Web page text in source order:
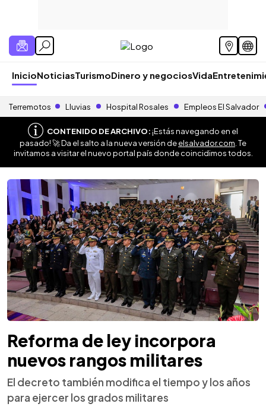
InicioNoticiasTurismoDinero y negociosVida
Terremotos Lluvias Hospital Rosales Empleos El Salvador
CONTENIDO DE ARCHIVO:¡Estás navegando en el
pasado! 🚀 Da el salto a la nueva versión deelsalvador.com . Te
invitamos a visitar el nuevo portal país donde coincidimos todos.
Reforma de ley incorpora
nuevos rangos militares
El decreto también modifica el tiempo y los años
para ejercer los grados militares